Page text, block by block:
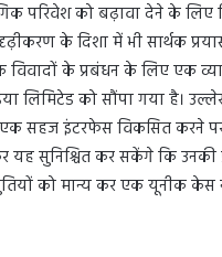
परिवेश को बढ़ावा देने के लिए
के दिशा में भी सार्थक
विवादों के प्रबंधन के लिए एक
लिमिटेड को सौंपा गया
सहज इंटरफेस विकसित करने
सुनिश्चित कर सकेंगे कि उनकी
को मान्य कर एक यूनीक केस